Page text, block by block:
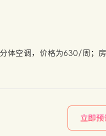
体空调，价格为630/周；
立即预